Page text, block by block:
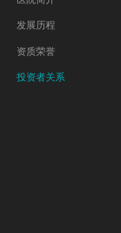
发展历程
资质荣誉
投资者关系